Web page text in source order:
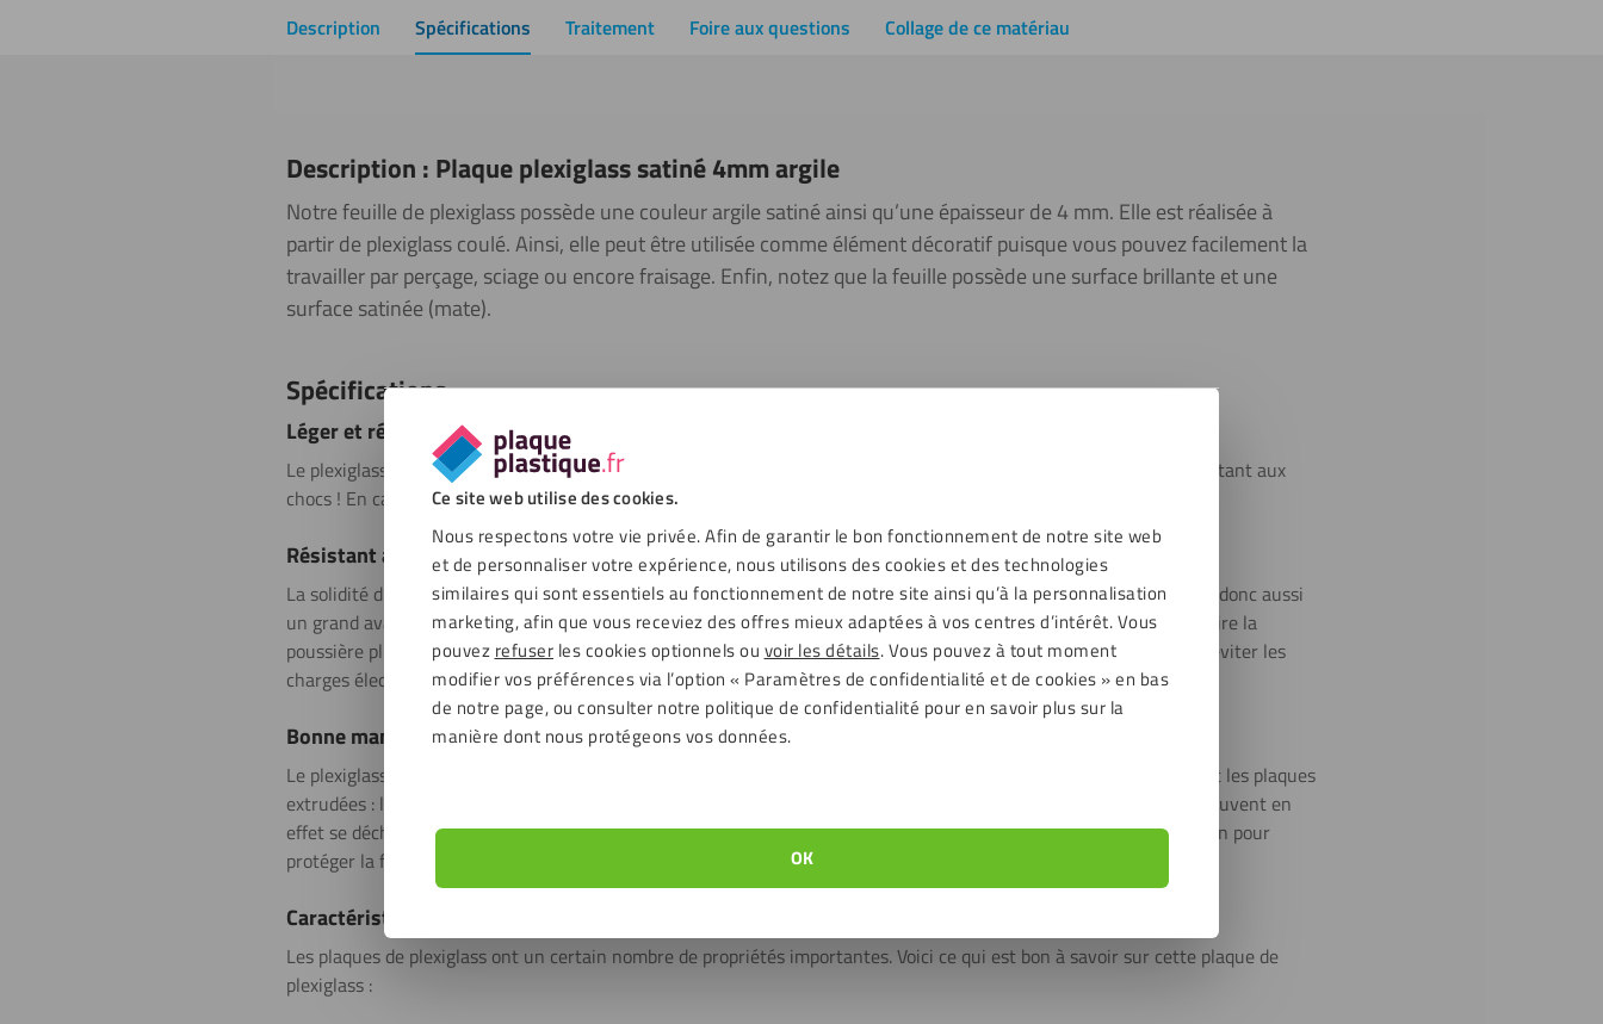
Ce site web utilise des cookies.
Nous respectons votre vie privée. Afin de garantir le bon fonctionnement de notre site web
et de personnaliser votre expérience, nous utilisons des cookies et des technologies
similaires qui sont essentiels au fonctionnement de notre site ainsi qu’à la personnalisation
marketing, afin que vous receviez des offres mieux adaptées à vos centres d’intérêt. Vous
pouvez refuser les cookies optionnels ou voir les détails. Vous pouvez à tout moment
modifier vos préférences via l’option « Paramètres de confidentialité et de cookies » en bas
de notre page, ou consulter notre politique de confidentialité pour en savoir plus sur la
manière dont nous protégeons vos données.
OK
Description Spécifications Traitement Foire aux questions Collage de ce matériau
Description : Plaque plexiglass satiné 4mm argile
Notre feuille de plexiglass possède une couleur argile satiné ainsi qu’une épaisseur de 4 mm. Elle est réalisée à
partir de plexiglass coulé. Ainsi, elle peut être utilisée comme élément décoratif puisque vous pouvez facilement la
travailler par perçage, sciage ou encore fraisage. Enfin, notez que la feuille possède une surface brillante et une
surface satinée (mate).
Spécifications
Léger et résistant
Le plexiglass est moitié plus léger que le verre et pourtant il s’agit d’un matériau très solide : il est 30 fois plus résistant aux
chocs ! En cas de rupture du plexiglass, une seule ligne de faille est créée, le matériau ne se brise pas.
Résistant aux intempéries
La solidité du plexiglass le rend idéal pour les projets extérieurs tels que les pare-brise et les puits de lumière. C’est donc aussi
un grand avantage qu’il résiste aux UV et aux intempéries. Le plexiglass est plus statique que le verre normal et attire la
poussière plus rapidement. C’est pourquoi nous vous recommandons l’utilisation d’un nettoyant antistatique pour éviter les
charges électrostatiques. Il restera beau plus longtemps !
Bonne maniabilité
Le plexiglass est facile à travailler de plusieurs façons. Notez bien qu’il y a une différence entre le plexiglass coulé et les plaques
extrudées : les plaques coulées sont plus faciles à travailler car elles sont bien plus solides. Les feuilles extrudées peuvent en
effet se déchirer plus rapidement pendant le traitement. Les plaques sont toujours livrées avec un film de protection pour
protéger la feuille pendant la livraison et le traitement.
Caractéristiques techniques
Les plaques de plexiglass ont un certain nombre de propriétés importantes. Voici ce qui est bon à savoir sur cette plaque de
plexiglass :